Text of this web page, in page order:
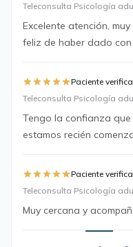
Teleconsulta Psicología
Excelente atención,
feliz de haber dado con
Paciente
Teleconsulta Psicología
Tengo la confianza que
estamos recién
Paciente
Teleconsulta Psicología
Muy cercana y